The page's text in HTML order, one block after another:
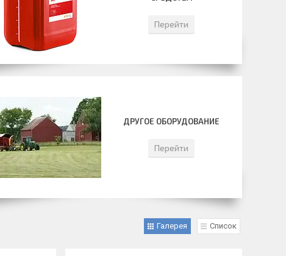
Перейти
ДРУГОЕ ОБОРУДОВАНИЕ
Перейти
Галерея Список